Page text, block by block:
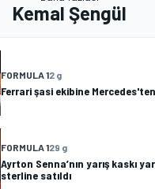
Kemal Şengül
FORMULA 12 g
Ferrari şasi ekibine
FORMULA 129 g
Ayrton Senna’nın yarış kaskı
sterline satıldı